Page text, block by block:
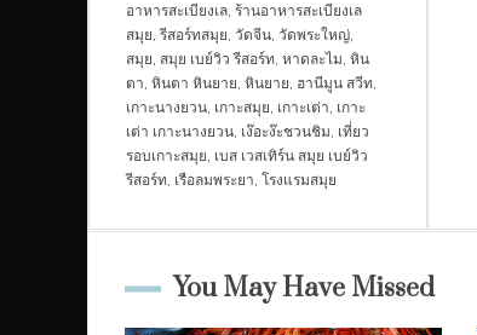
อาหารสะเบียงเล, ร้านอาหารสะเบียงเล
สมุย,รีสอร์ทสมุย, วัดจีน, วัดพระใหญ่,
สมุย, สมุย เบย์วิว รีสอร์ท, หาดละไม, หิน
ตา, หินตา หินยาย, หินยาย, ฮานีมูน สวีท,
เกาะนางยวน, เกาะสมุย, เกาะเต่า, เกาะ
เต่า เกาะนางยวน, เง๊อะง๊ะชวนชิม, เที่ยว
รอบเกาะสมุย, เบส เวสเทิร์น สมุย เบย์วิว
รีสอร์ท, เรือลมพระยา, โรงแรมสมุย
You May Have Missed